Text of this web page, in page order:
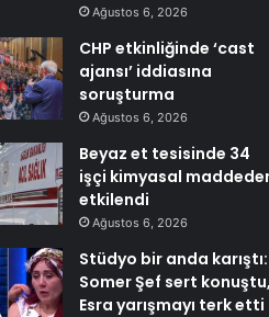
Ağustos 6, 2026
CHP etkinliğinde ‘cast
ajansı’ iddiasına
soruşturma
Ağustos 6, 2026
Beyaz et tesisinde 34
işçi kimyasal
etkilendi
Ağustos 6, 2026
Stüdyo bir anda karıştı:
Somer Şef sert konuştu,
Esra yarışmayı terk etti